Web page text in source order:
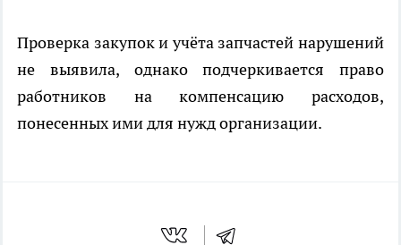
Проверка закупок и учёта запчастей нарушений
не выявила, однако подчеркивается право
работников на компенсацию расходов,
понесенных ими для нужд организации.